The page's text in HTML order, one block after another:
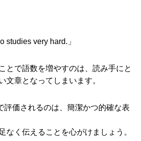
studies very hard.」
とで語数を増やすのは、読み手にと
文章となってしまいます。
評価されるのは、簡潔かつ的確な表
なく伝えることを心がけましょう。